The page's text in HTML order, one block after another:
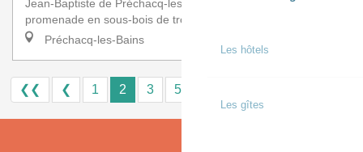
Les hôtels
Les gîtes
Jean-Baptiste de Préchacq-les-Bains. Puis, au cours d’une
promenade en sous-bois de trois ki...
Préchacq-les-Bains
❮❮ ❮ 1 2 3 5+